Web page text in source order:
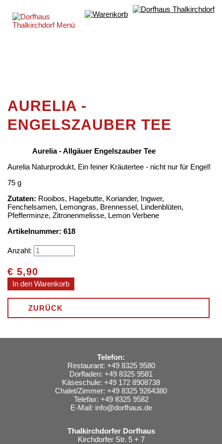
AURELIA -
ENGELSZAUBER TEE
Aurelia - Allgäuer Engelszauber Tee
Aurelia Naturprodukt, Ein feiner Kräutertee - nicht nur für Engel!
75 g
Zutaten: Rooibos, Hagebutte, Koriander, Ingwer,
Fenchelsamen, Lemongras, Brennessel, Lindenblüten,
Pfefferminze, Zitronenmelisse, Lemon Verbene
Artikelnummer: 618
Anzahl:
€ 5,90
ZURÜCK
Telefon:
Restaurant: +49 8325 9580
Dorfladen: +49 8325 9581
Käseschule: +49 172 8908738
Chalet/Zimmer: +49 8325 9264380
Telefax: +49 8325 9582
E-Mail: info@dorfhaus.de
Thalkirchdorfer Dorfhaus
Kirchdorfer Str. 5 + 7